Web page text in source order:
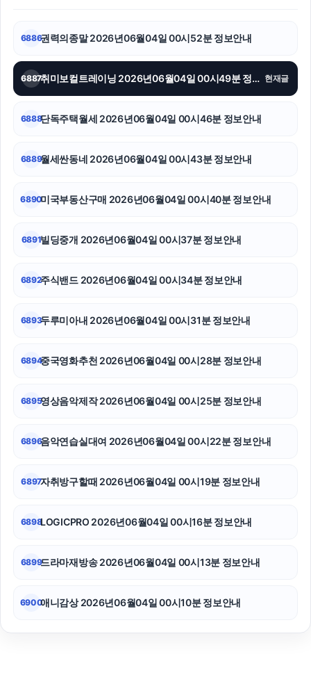
하수구막힘
흥신소
축구반티
야구반티
6886권력의종말 2026년06월04일 00시52분 정보안내
6887 취미보컬트레이닝 2026년06월04일 00시49분 정보안내 현재글
6888단독주택월세 2026년06월04일 00시46분 정보안내
6889월세싼동네 2026년06월04일 00시43분 정보안내
6890미국부동산구매 2026년06월04일 00시40분 정보안내
6891빌딩중개 2026년06월04일 00시37분 정보안내
6892주식밴드 2026년06월04일 00시34분 정보안내
6893두루미아내 2026년06월04일 00시31분 정보안내
6894중국영화추천 2026년06월04일 00시28분 정보안내
6895영상음악제작 2026년06월04일 00시25분 정보안내
6896음악연습실대여 2026년06월04일 00시22분 정보안내
6897자취방구할때 2026년06월04일 00시19분 정보안내
6898LOGICPRO 2026년06월04일 00시16분 정보안내
6899드라마재방송 2026년06월04일 00시13분 정보안내
6900애니감상 2026년06월04일 00시10분 정보안내